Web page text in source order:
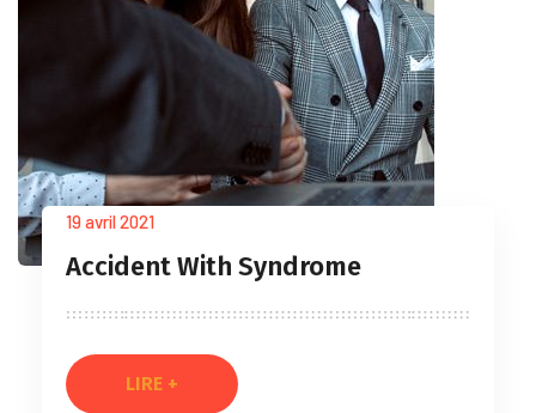
19 avril 2021
Accident With Syndrome
LIRE +